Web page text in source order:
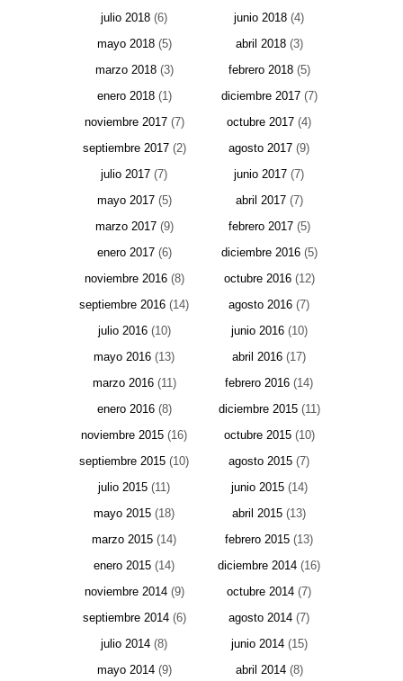
julio 2018 (6) junio 2018 (4)
mayo 2018(5) abril 2018(3)
marzo 2018(3) febrero 2018(5)
enero 2018(1) diciembre 2017(7)
noviembre 2017(7) octubre 2017 (4)
septiembre 2017(2) agosto 2017 (9)
julio 2017 (7) junio 2017 (7)
mayo 2017(5) abril 2017(7)
marzo 2017(9) febrero 2017(5)
enero 2017(6) diciembre 2016(5)
noviembre 2016(8) octubre 2016(12)
septiembre 2016 (14) agosto 2016 (7)
julio 2016(10) junio 2016(10)
mayo 2016 (13) abril 2016 (17)
marzo 2016(11) febrero 2016 (14)
enero 2016(8) diciembre 2015(11)
noviembre 2015 (16) octubre 2015(10)
septiembre 2015 (10) agosto 2015 (7)
julio 2015 (11) junio 2015(14)
mayo 2015 (18) abril 2015 (13)
marzo 2015 (14) febrero 2015 (13)
enero 2015 (14) diciembre 2014 (16)
noviembre 2014(9) octubre 2014 (7)
septiembre 2014(6) agosto 2014 (7)
julio 2014 (8) junio 2014(15)
mayo 2014(9) abril 2014(8)